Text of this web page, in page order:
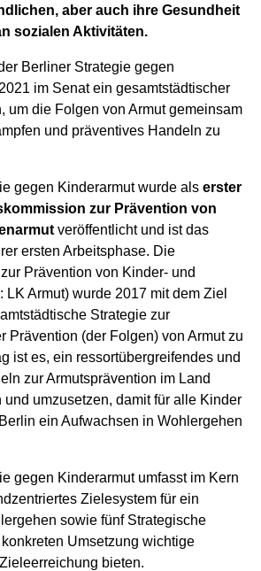
aber auch ihre Gesundheit
sozialen Aktivitäten.
Berliner Strategie gegen
im Senat ein gesamtstädtischer
um die Folgen von Armut gemeinsam
und präventives Handeln zu
gegen Kinderarmut wurde als erster
zur Prävention von
veröffentlicht und ist das
ersten Arbeitsphase. Die
Prävention von Kinder- und
LK Armut) wurde 2017 mit dem Ziel
Strategie zur
Prävention (der Folgen) von Armut zu
ist es, ein ressortübergreifendes und
zur Armutsprävention im Land
umzusetzen, damit für alle Kinder
ein Aufwachsen in Wohlergehen
gegen Kinderarmut umfasst im Kern
Zielesystem für ein
sowie fünf Strategische
Umsetzung wichtige
bieten.